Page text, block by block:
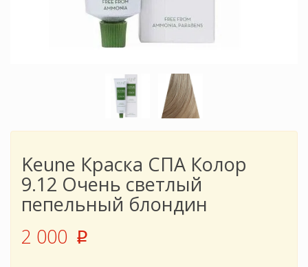
Keune Краска СПА Колор
9.12 Очень светлый
пепельный блондин
2 000 p